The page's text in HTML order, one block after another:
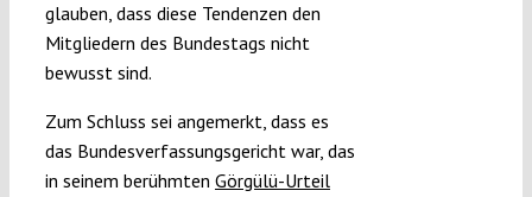
glauben, dass diese Tendenzen den
Mitgliedern des Bundestags nicht
bewusst sind.
Zum Schluss sei angemerkt, dass es
das Bundesverfassungsgericht war, das
in seinem berühmten Görgülü-Urteil